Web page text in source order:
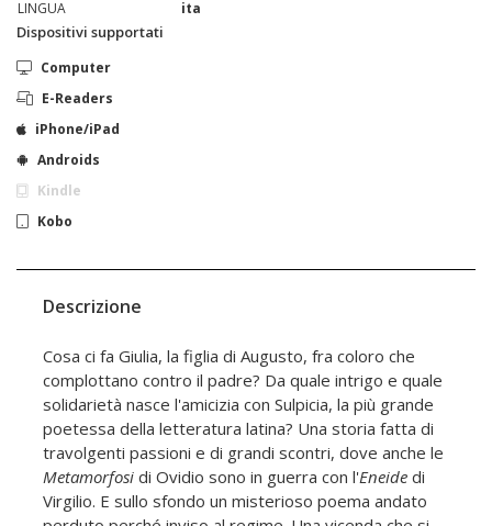
LINGUA
ita
Dispositivi supportati
Computer
E-Readers
iPhone/iPad
Androids
Kindle
Kobo
Descrizione
Cosa ci fa Giulia, la figlia di Augusto, fra coloro che
complottano contro il padre? Da quale intrigo e quale
solidarietà nasce l'amicizia con Sulpicia, la più grande
poetessa della letteratura latina? Una storia fatta di
travolgenti passioni e di grandi scontri, dove anche le
Metamorfosi di Ovidio sono in guerra con l'Eneide di
Virgilio. E sullo sfondo un misterioso poema andato